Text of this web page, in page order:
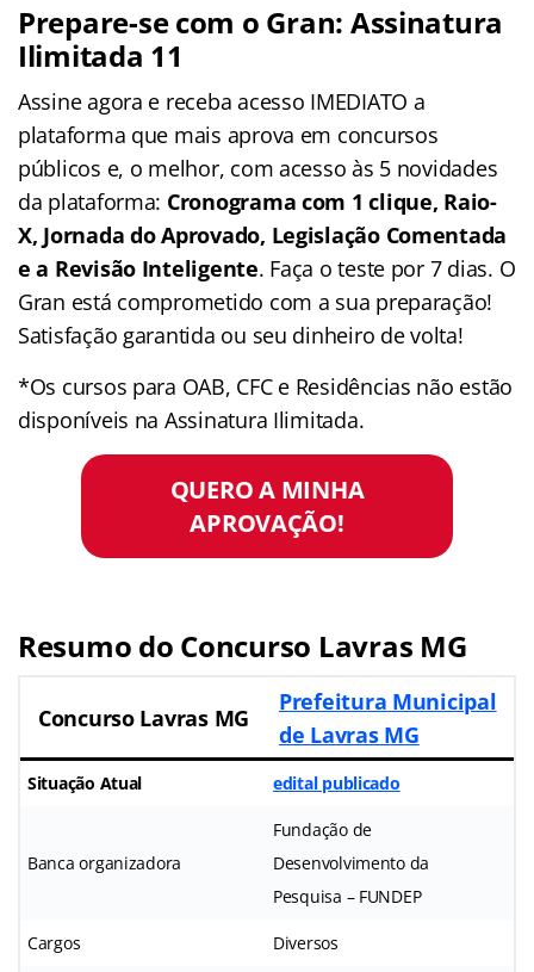
Prepare-se com o Gran: Assinatura
Ilimitada 11
Assine agora e receba acesso IMEDIATO a
plataforma que mais aprova em concursos
públicos e, o melhor, com acesso às 5 novidades
da plataforma: Cronograma com 1 clique, Raio-
X, Jornada do Aprovado, Legislação Comentada
e a Revisão Inteligente. Faça o teste por 7 dias. O
Gran está comprometido com a sua preparação!
Satisfação garantida ou seu dinheiro de volta!
*Os cursos para OAB, CFC e Residências não estão
disponíveis na Assinatura Ilimitada.
QUERO A MINHA
APROVAÇÃO!
Resumo do Concurso Lavras MG
Concurso Lavras MG
Prefeitura Municipal
de Lavras MG
Situação Atual edital publicado
Banca organizadora
Fundação de
Desenvolvimento da
Pesquisa – FUNDEP
Cargos Diversos